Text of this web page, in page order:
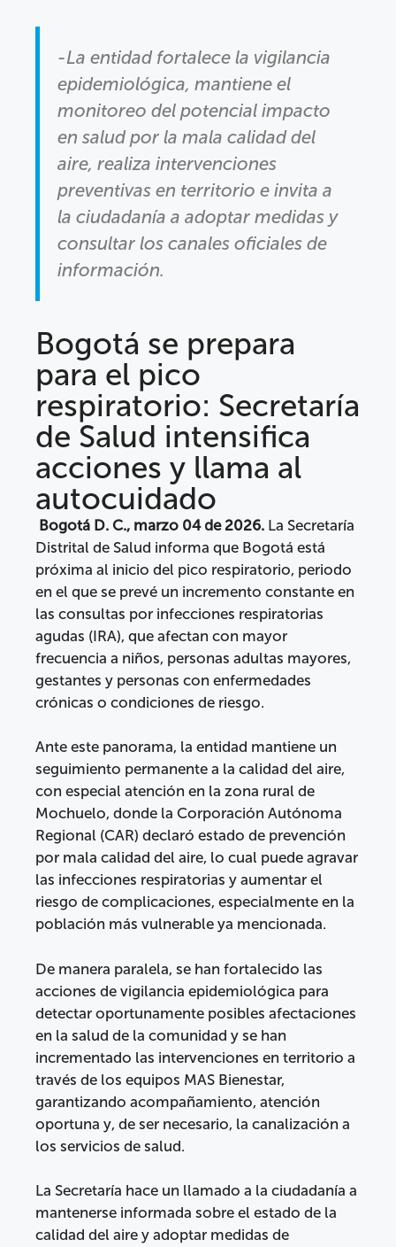
-La entidad fortalece la vigilancia
epidemiológica, mantiene el
monitoreo del potencial impacto
en salud por la mala calidad del
aire, realiza intervenciones
preventivas en territorio e invita a
la ciudadanía a adoptar medidas y
consultar los canales oficiales de
información.
Bogotá se prepara
para el pico
respiratorio: Secretaría
de Salud intensifica
acciones y llama al
autocuidado
Bogotá D. C., marzo 04 de 2026. La Secretaría
Distrital de Salud informa que Bogotá está
próxima al inicio del pico respiratorio, periodo
en el que se prevé un incremento constante en
las consultas por infecciones respiratorias
agudas (IRA), que afectan con mayor
frecuencia a niños, personas adultas mayores,
gestantes y personas con enfermedades
crónicas o condiciones de riesgo.
Ante este panorama, la entidad mantiene un
seguimiento permanente a la calidad del aire,
con especial atención en la zona rural de
Mochuelo, donde la Corporación Autónoma
Regional (CAR) declaró estado de prevención
por mala calidad del aire, lo cual puede agravar
las infecciones respiratorias y aumentar el
riesgo de complicaciones, especialmente en la
población más vulnerable ya mencionada.
De manera paralela, se han fortalecido las
acciones de vigilancia epidemiológica para
detectar oportunamente posibles afectaciones
en la salud de la comunidad y se han
incrementado las intervenciones en territorio a
través de los equipos MAS Bienestar,
garantizando acompañamiento, atención
oportuna y, de ser necesario, la canalización a
los servicios de salud.
La Secretaría hace un llamado a la ciudadanía a
mantenerse informada sobre el estado de la
calidad del aire y adoptar medidas de